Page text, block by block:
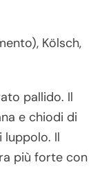
Kölsch,
pallido. Il
e chiodi di
luppolo. Il
più forte con